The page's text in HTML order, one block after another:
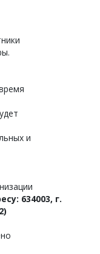
и
634003, г.